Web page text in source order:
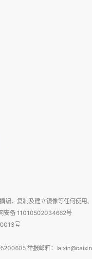
、复制及建立镜像等任何使用。
安备 11010502034662号
号
举报邮箱：